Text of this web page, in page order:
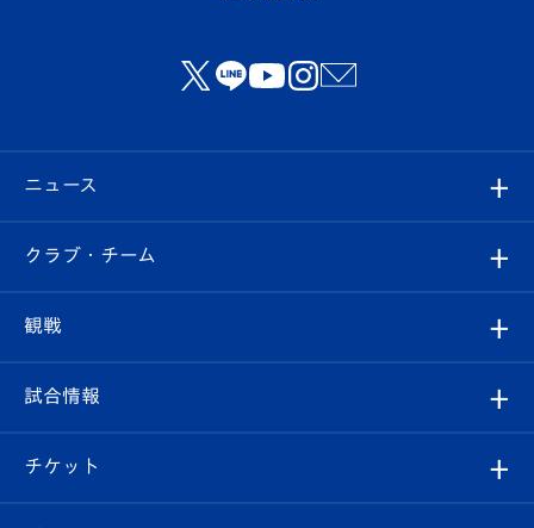
ニュース
すべて
クラブ
試合情報
クラブ・チーム
クラブ概要
エンブレム紹介
観戦
観戦ルール
はじめての観戦ガイド
試合情報
試合日程/結果
チケット